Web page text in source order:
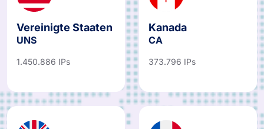
Vereinigte Staaten
UNS
1.450.886 IPs
Kanada
CA
373.796 IPs